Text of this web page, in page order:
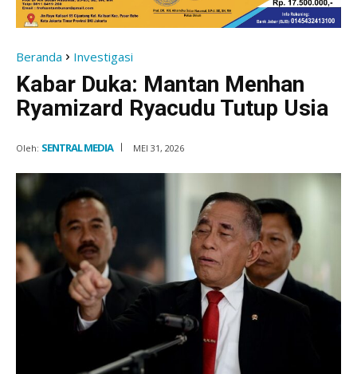
Beranda Investigasi
Kabar Duka: Mantan Menhan
Ryamizard Ryacudu Tutup Usia
Oleh: SENTRAL MEDIA MEI 31, 2026